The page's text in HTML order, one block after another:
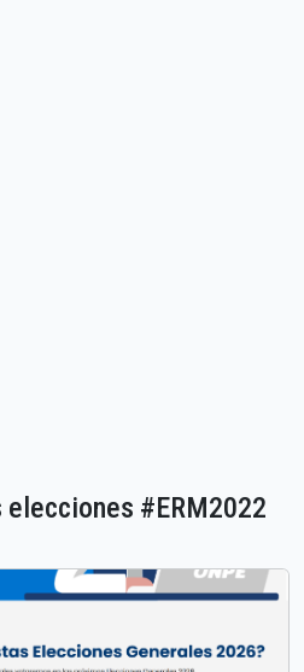
elecciones #ERM2022